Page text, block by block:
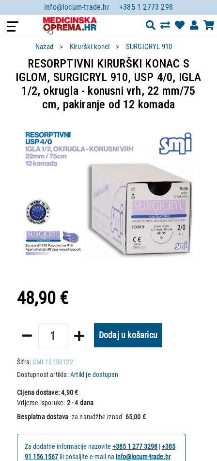
info@locum-trade.hr +385 1 2773 298
Nazad Kirurški konci SURGICRYL 910
RESORPTIVNI KIRURŠKI KONAC S
IGLOM, SURGICRYL 910, USP 4/0, IGLA
1/2, okrugla - konusni vrh, 22 mm/75
cm, pakiranje od 12 komada
48,90 €
Dodaj u košaricu
Šifra:SMI 15150122
Dostupnost artikla:Artikl je dostupan
Cijena dostave:4,90 €
Vrijeme isporuke: 2 - 4 dana
Besplatna dostava za narudžbe iznad 65,00 €
Za dodatne informacije nazovite +385 1 277 3298 |+385
91 156 1567 ili pošaljite e-mail na info@locum-trade.hr